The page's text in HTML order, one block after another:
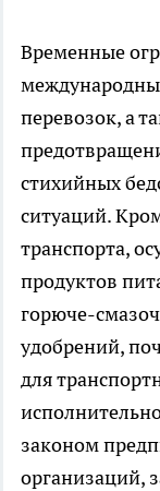
Временные
перевозок, а
стихийных
ситуаций.
транспорта,
продуктов
горюче-
удобрений,
для
законом
организаций,